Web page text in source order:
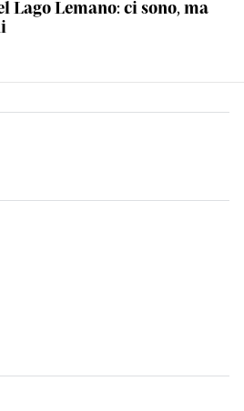
Lago Lemano: ci sono, ma